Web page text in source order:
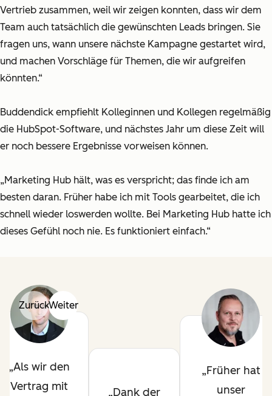
Vertrieb zusammen, weil wir zeigen konnten, dass wir dem
Team auch tatsächlich die gewünschten Leads bringen. Sie
fragen uns, wann unsere nächste Kampagne gestartet wird,
und machen Vorschläge für Themen, die wir aufgreifen
könnten.“
Buddendick empfiehlt Kolleginnen und Kollegen regelmäßig
die HubSpot-Software, und nächstes Jahr um diese Zeit will
er noch bessere Ergebnisse vorweisen können.
„Marketing Hub hält, was es verspricht; das finde ich am
besten daran. Früher habe ich mit Tools gearbeitet, die ich
schnell wieder loswerden wollte. Bei Marketing Hub hatte ich
dieses Gefühl noch nie. Es funktioniert einfach.“
ZurückWeiter
Als wir den
Vertrag mit
Dank der
Früher hat
unser